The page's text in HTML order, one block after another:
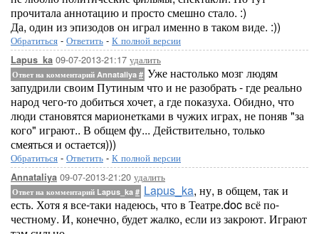
прочитала аннотацию и просто смешно стало. :)
Да, один из эпизодов он играл именно в таком виде. :))
Обратиться - Ответить - К полной версии
Lapus_ka 09-07-2013-21:17 удалить
Ответ на комментарий Annataliya # Уже настолько мозг людям
запудрили своим Путиным что и не разобрать - где реально
народ чего-то добиться хочет, а где показуха. Обидно, что
люди становятся марионетками в чужих играх, не поняв "за
кого" играют.. В общем фу... Действительно, только
смеяться и остается)))
Обратиться - Ответить - К полной версии
Annataliya 09-07-2013-21:20 удалить
Ответ на комментарий Lapus_ka # Lapus_ka, ну, в общем, так и
есть. Хотя я все-таки надеюсь, что в Театре.doc всё по-
честному. И, конечно, будет жалко, если из закроют. Играют